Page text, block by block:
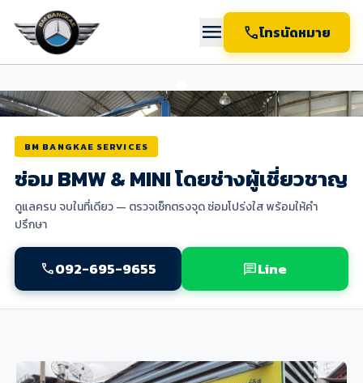
menu callโทรนัดหมาย
BM BANGKAE SERVICES
ซ่อม BMW & MINI โดยช่างผู้เชี่ยวชาญ
ดูแลครบ จบในที่เดียว — ตรวจเช็กตรงจุด ซ่อมโปร่งใส พร้อมให้คำ
ปรึกษา
call092-695-9655 chatLine